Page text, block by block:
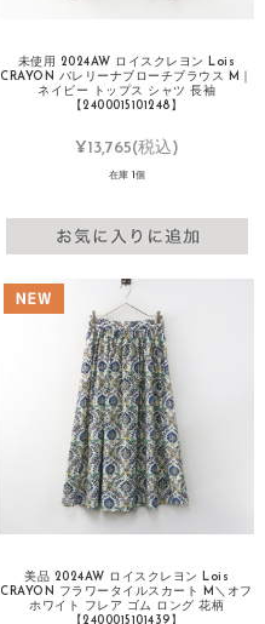
未使用 2024AW ロイスクレヨン Lois
CRAYON バレリーナブローチブラウス M｜
ネイビー トップス シャツ 長袖
【2400015101248】
¥13,765(税込)
在庫 1個
美品 2024AW ロイスクレヨン Lois
CRAYON フラワータイルスカート M＼オフ
ホワイト フレア ゴム ロング 花柄
【2400015101439】